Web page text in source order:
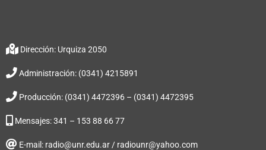
Dirección: Urquiza 2050
Administración: (0341) 4215891
Producción: (0341) 4472396 – (0341) 4472395
Mensajes: 341 – 153 88 66 77
E-mail: radio@unr.edu.ar / radiounr@yahoo.com